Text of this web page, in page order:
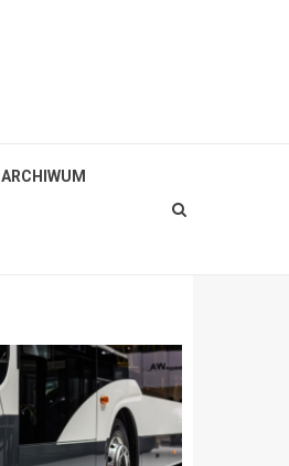
ARCHIWUM